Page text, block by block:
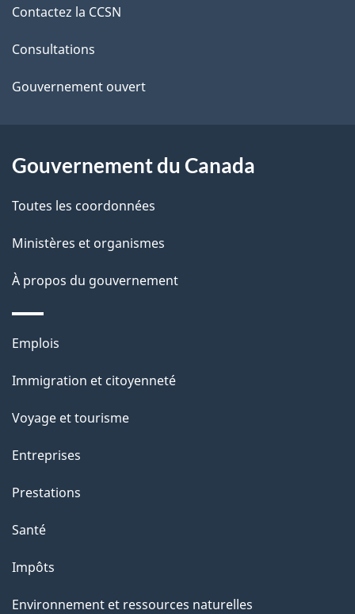
l
s
d
l
a
g
e
ce
site
Contactez la CCSN
Consultations
Gouvernement ouvert
Gouvernement du Canada
Toutes les coordonnées
Ministères et organismes
À propos du gouvernement
Thèmes
sujets
Emplois
Immigration et citoyenneté
Voyage et tourisme
Entreprises
Prestations
Santé
Impôts
Environnement et ressources naturelles